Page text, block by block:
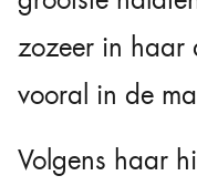
zozeer in haar
vooral in de
Volgens haar